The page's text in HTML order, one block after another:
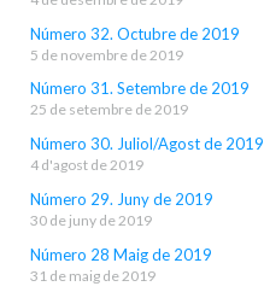
Número 32. Octubre de 2019
5 de novembre de 2019
Número 31. Setembre de 2019
25 de setembre de 2019
Número 30. Juliol/Agost de 2019
4 d'agost de 2019
Número 29. Juny de 2019
30 de juny de 2019
Número 28 Maig de 2019
31 de maig de 2019